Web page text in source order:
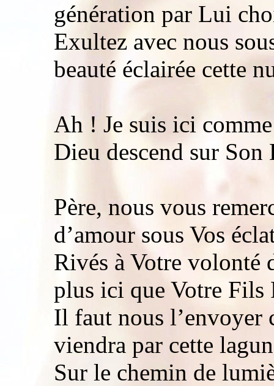
génération par Lui
Exultez avec nous
beauté éclairée cette
Ah ! Je suis ici
Dieu descend sur
Père, nous vous
d’amour sous Vos
Rivés à Votre volonté
plus ici que Votre Fils
Il faut nous l’envoyer
viendra par cette
Sur le chemin de